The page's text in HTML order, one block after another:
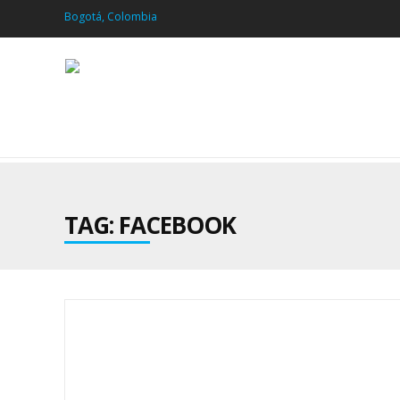
Bogotá, Colombia
TAG: FACEBOOK